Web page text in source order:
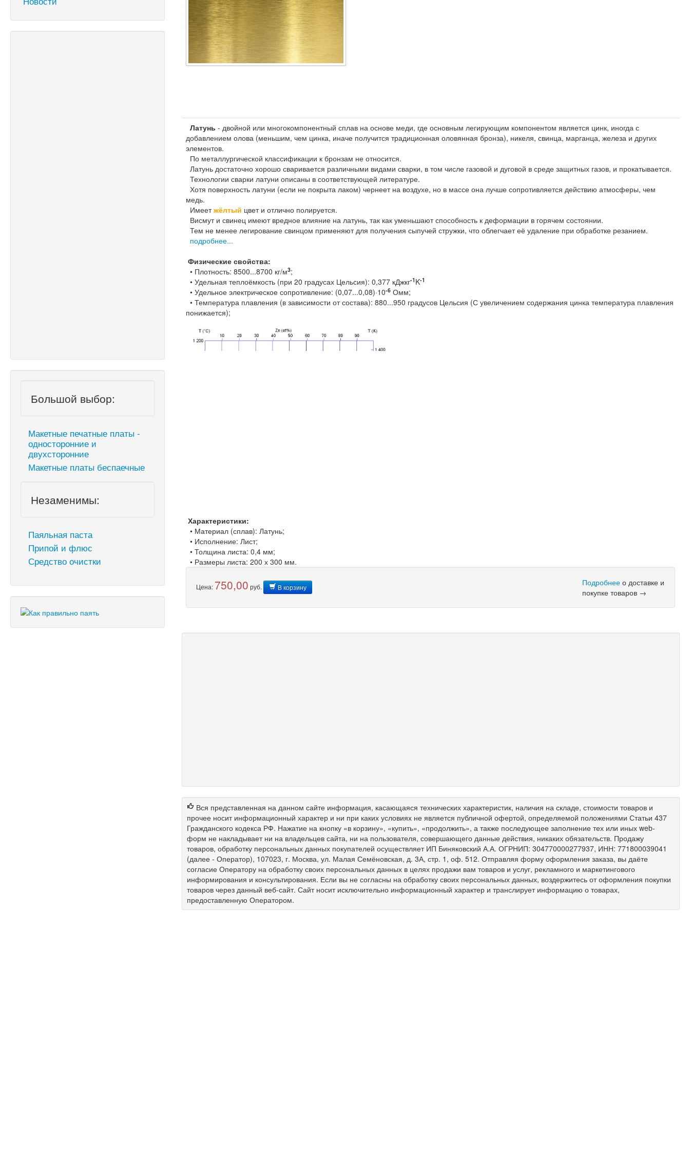
Большой выбор:
Макетные печатные платы -
односторонние и
двухсторонние
Макетные платы беспаечные
Незаменимы:
Паяльная паста
Припой и флюс
Средство очистки
Латунь - двойной или многокомпонентный сплав на основе меди, где основным легирующим компонентом является цинк, иногда с
добавлением олова (меньшим, чем цинка, иначе получится традиционная оловянная бронза), никеля, свинца, марганца, железа и других
элементов.
По металлургической классификации к бронзам не относится.
Латунь достаточно хорошо сваривается различными видами сварки, в том числе газовой и дуговой в среде защитных газов, и прокатывается.
Технологии сварки латуни описаны в соответствующей литературе.
Хотя поверхность латуни (если не покрыта лаком) чернеет на воздухе, но в массе она лучше сопротивляется действию атмосферы, чем
медь.
Имеетжёлтый цвет и отлично полируется.
Висмут и свинец имеют вредное влияние на латунь, так как уменьшают способность к деформации в горячем состоянии.
Тем не менее легирование свинцом применяют для получения сыпучей стружки, что облегчает её удаление при обработке резанием.
подробнее...
Физические свойства:
• Плотность: 8500...8700 кг/м3;
• Удельная теплоёмкость (при 20 градусах Цельсия): 0,377 кДжкг-1 K-1
• Удельное электрическое сопротивление: (0,07...0,08)·10-6 Омм;
• Температура плавления (в зависимости от состава): 880...950 градусов Цельсия (С увеличением содержания цинка температура плавления
понижается);
Характеристики:
• Материал (сплав): Латунь;
• Исполнение: Лист;
• Толщина листа: 0,4 мм;
• Размеры листа: 200 х 300 мм.
Цена: 750,00 руб. В корзину Подробнее о доставке и
покупке товаров →
Вся представленная на данном сайте информация, касающаяся технических характеристик, наличия на складе, стоимости товаров и
прочее носит информационный характер и ни при каких условиях не является публичной офертой, определяемой положениями Статьи 437
Гражданского кодекса РФ. Нажатие на кнопку «в корзину», «купить», «продолжить», а также последующее заполнение тех или иных web-
форм не накладывает ни на владельцев сайта, ни на пользователя, совершающего данные действия, никаких обязательств. Продажу
товаров, обработку персональных данных покупателей осуществляет ИП Биняковский А.А. ОГРНИП: 304770000277937, ИНН: 771800039041
(далее - Оператор), 107023, г. Москва, ул. Малая Семёновская, д. 3А, стр. 1, оф. 512. Отправляя форму оформления заказа, вы даёте
согласие Оператору на обработку своих персональных данных в целях продажи вам товаров и услуг, рекламного и маркетингового
информирования и консультирования. Если вы не согласны на обработку своих персональных данных, воздержитесь от оформления покупки
товаров через данный веб-сайт. Сайт носит исключительно информационный характер и транслирует информацию о товарах,
предоставленную Оператором.